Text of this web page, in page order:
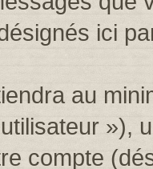
ici
au
»),
compte